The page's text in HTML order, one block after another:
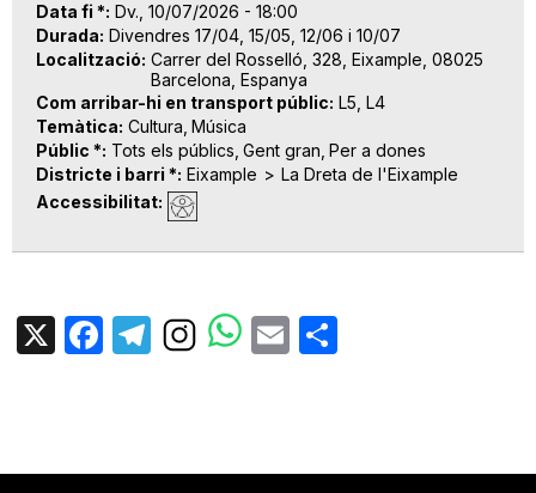
Data fi * Dv., 10/07/2026 - 18:00
Durada Divendres 17/04, 15/05, 12/06 i 10/07
Localització Carrer del Rosselló, 328, Eixample, 08025
Barcelona, Espanya
Com arribar-hi en transport públic L5, L4
Temàtica Cultura Música
Públic * Tots els públics Gent gran Per a dones
Districte i barri * Eixample
La Dreta de l'Eixample
Accessibilitat
X Facebook
TelegramEmail